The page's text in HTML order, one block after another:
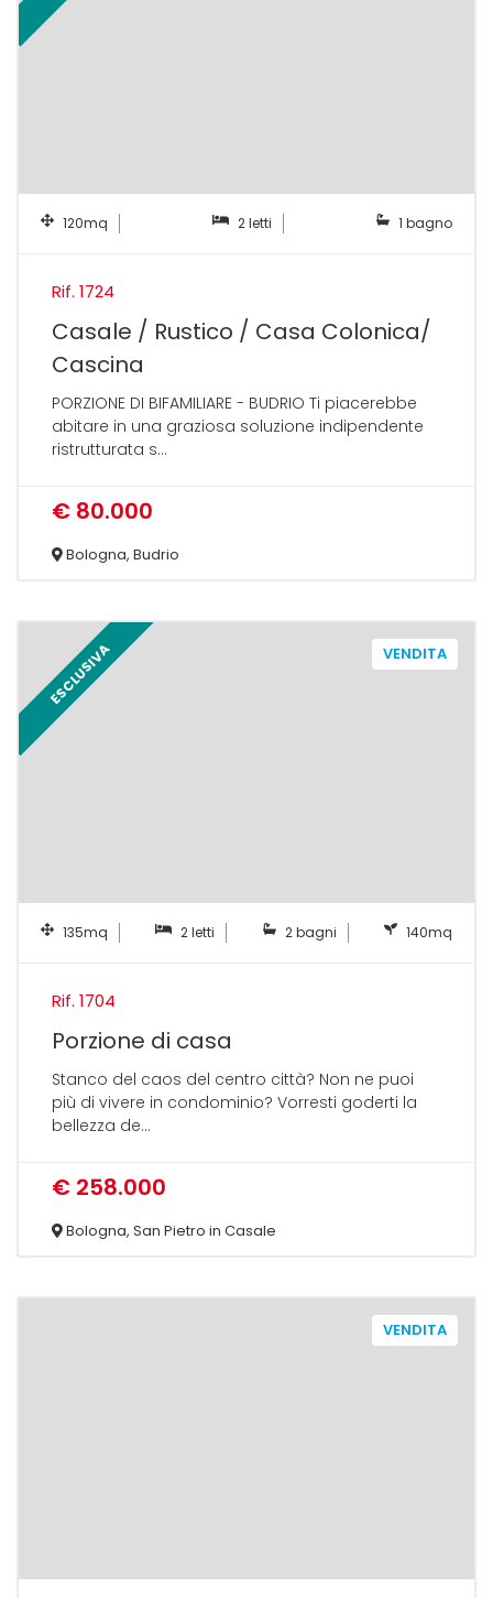
120mq 2 letti 1 bagno
Rif. 1724
Casale / Rustico / Casa Colonica/
Cascina
PORZIONE DI BIFAMILIARE - BUDRIO Ti piacerebbe
abitare in una graziosa soluzione indipendente
ristrutturata s...
€ 80.000
Bologna, Budrio
VENDITA
ESCLUSIVA
135mq 2 letti 2 bagni 140mq
Rif. 1704
Porzione di casa
Stanco del caos del centro città? Non ne puoi
più di vivere in condominio? Vorresti goderti la
bellezza de...
€ 258.000
Bologna, San Pietro in Casale
VENDITA